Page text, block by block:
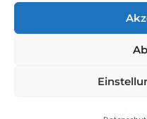
DVGS E.V.-